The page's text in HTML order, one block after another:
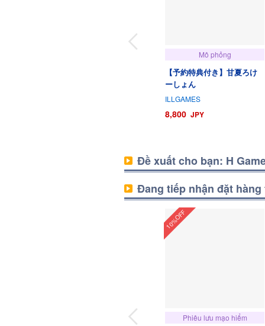
Mô phỏng
【予約特典付き】甘夏ろけ
ーしょん
ILLGAMES
8,800 JPY
Đề xuất cho bạn: H
Đang tiếp nhận đặt
10%OFF
Phiêu lưu mạo hiểm